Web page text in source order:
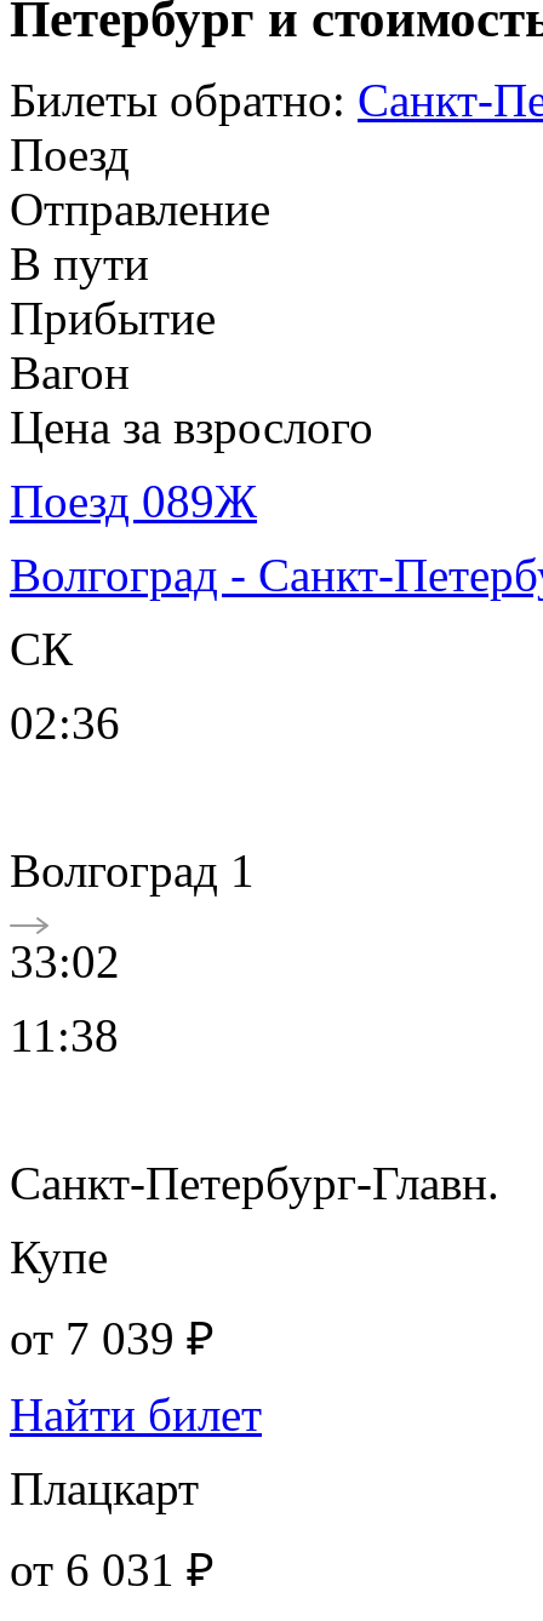
Петербург и
Билеты обратно: Санкт-
Поезд
Отправление
В пути
Прибытие
Вагон
Цена за взрослого
Поезд 089Ж
Волгоград - Санкт-
СК
02:36
Волгоград 1
33:02
11:38
Санкт-Петербург-Главн.
Купе
от 7 039 ₽
Найти билет
Плацкарт
от 6 031 ₽